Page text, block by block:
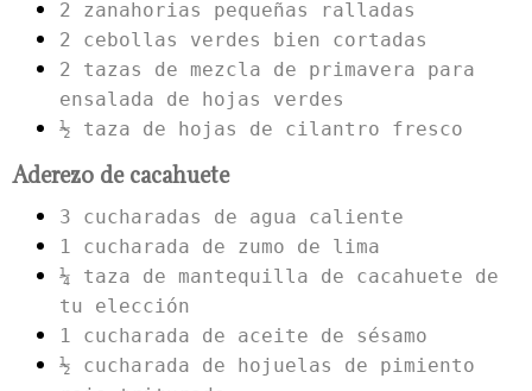
2 zanahorias pequeñas ralladas
2 cebollas verdes bien cortadas
2 tazas de mezcla de primavera para
ensalada de hojas verdes
½ taza de hojas de cilantro fresco
Aderezo de cacahuete
3 cucharadas de agua caliente
1 cucharada de zumo de lima
¼ taza de mantequilla de cacahuete de
tu elección
1 cucharada de aceite de sésamo
½ cucharada de hojuelas de pimiento